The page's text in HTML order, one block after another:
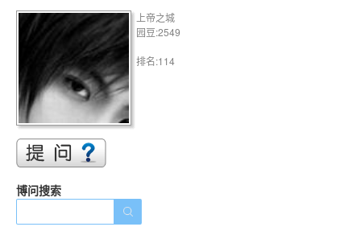
上帝之城
园豆:2549
排名:114
博问搜索